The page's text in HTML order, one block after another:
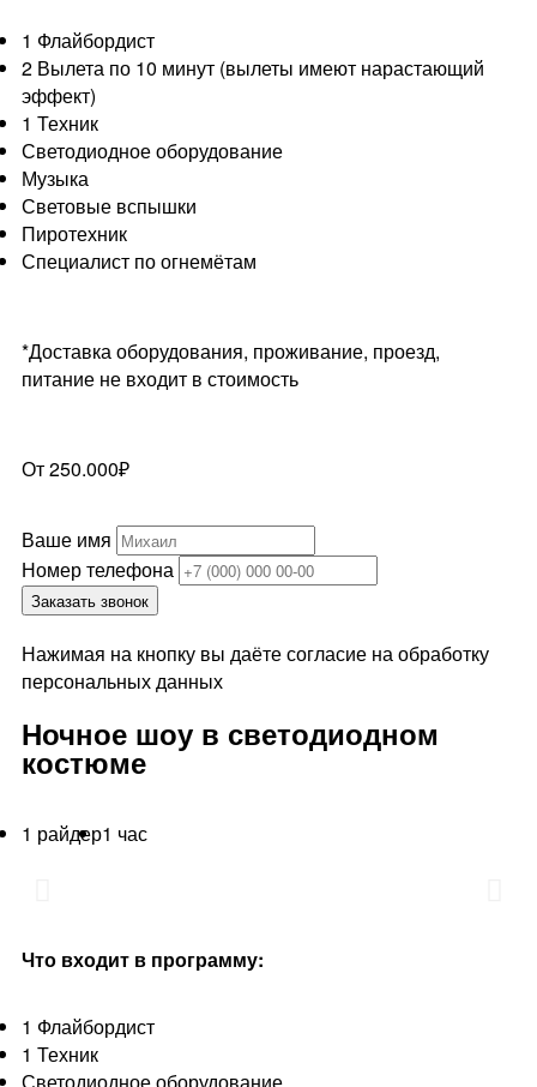
1 Флайбордист
2 Вылета по 10 минут (вылеты имеют нарастающий
эффект)
1 Техник
Светодиодное оборудование
Музыка
Световые вспышки
Пиротехник
Специалист по огнемётам
*Доставка оборудования, проживание, проезд,
питание не входит в стоимость
От 250.000₽
Ваше имя
Номер телефона
Заказать звонок
Нажимая на кнопку вы даёте согласие на обработку
персональных данных
Ночное шоу в светодиодном
костюме
1 райдер1 час
Что входит в программу:
1 Флайбордист
1 Техник